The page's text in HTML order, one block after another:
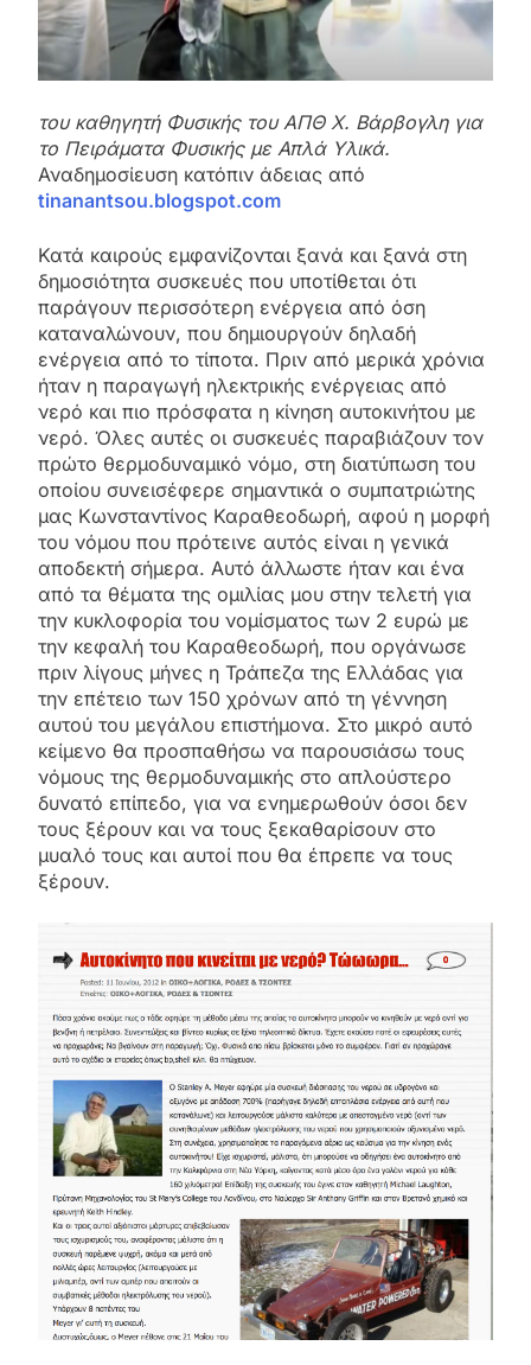
του καθηγητή Φυσικής του ΑΠΘ Χ. Βάρβογλη για
το Πειράματα Φυσικής με Απλά Υλικά.
Αναδημοσίευση κατόπιν άδειας από
tinanantsou.blogspot.com
Κατά καιρούς εμφανίζονται ξανά και ξανά στη
δημοσιότητα συσκευές που υποτίθεται ότι
παράγουν περισσότερη ενέργεια από όση
καταναλώνουν, που δημιουργούν δηλαδή
ενέργεια από το τίποτα. Πριν από μερικά χρόνια
ήταν η παραγωγή ηλεκτρικής ενέργειας από
νερό και πιο πρόσφατα η κίνηση αυτοκινήτου με
νερό. Όλες αυτές οι συσκευές παραβιάζουν τον
πρώτο θερμοδυναμικό νόμο, στη διατύπωση του
οποίου συνεισέφερε σημαντικά ο συμπατριώτης
μας Κωνσταντίνος Καραθεοδωρή, αφού η μορφή
του νόμου που πρότεινε αυτός είναι η γενικά
αποδεκτή σήμερα. Αυτό άλλωστε ήταν και ένα
από τα θέματα της ομιλίας μου στην τελετή για
την κυκλοφορία του νομίσματος των 2 ευρώ με
την κεφαλή του Καραθεοδωρή, που οργάνωσε
πριν λίγους μήνες η Τράπεζα της Ελλάδας για
την επέτειο των 150 χρόνων από τη γέννηση
αυτού του μεγάλου επιστήμονα. Στο μικρό αυτό
κείμενο θα προσπαθήσω να παρουσιάσω τους
νόμους της θερμοδυναμικής στο απλούστερο
δυνατό επίπεδο, για να ενημερωθούν όσοι δεν
τους ξέρουν και να τους ξεκαθαρίσουν στο
μυαλό τους και αυτοί που θα έπρεπε να τους
ξέρουν.